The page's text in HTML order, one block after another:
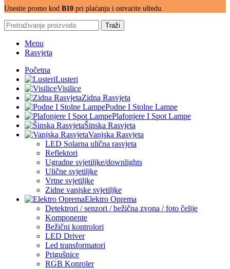
Unesite promo kod B10 pri plaćanju i ostvarite uštedu.
Traži
Menu
Rasvjeta
Početna
Lusteri
Visilice
Zidna Rasvjeta
Podne I Stolne Lampe
Plafonjere I Spot Lampe
Šinska Rasvjeta
Vanjska Rasvjeta
LED Solarna ulična rasvjeta
Reflektori
Ugradne svjetiljke/downlights
Ulične svjetiljke
Vrtne svjetiljke
Zidne vanjske svjetiljke
Elektro Oprema
Detektrori / senzori / bežična zvona / foto čelije
Komponente
Bežični kontrolori
LED Driver
Led transformatori
Prigušnice
RGB Konroler